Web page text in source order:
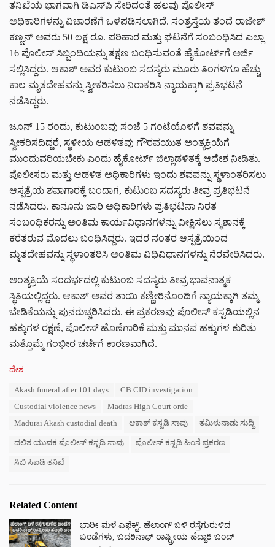
ತನಿಖೆಯ ಭಾಗವಾಗಿ ಡಿಎಸ್‌ಪಿ ಸೇರಿದಂತೆ ಹಲವು ಪೊಲೀಸ್
ಅಧಿಕಾರಿಗಳನ್ನು ವಿಚಾರಣೆಗೆ ಒಳಪಡಿಸಲಾಗಿದೆ. ಸಂತ್ರಸ್ತೆಯ ತಂದೆ ರಾಜೇಶ್
ಕಣ್ಣನ್ ಅವರು 50 ಲಕ್ಷ ರೂ. ಪರಿಹಾರ ಮತ್ತು ಘಟನೆಗೆ ಸಂಬಂಧಿಸಿದ ಎಲ್ಲಾ
16 ಪೊಲೀಸ್ ಸಿಬ್ಬಂದಿಯನ್ನು ತಕ್ಷಣ ಬಂಧಿಸುವಂತೆ ಹೈಕೋರ್ಟ್‌ಗೆ ಅರ್ಜಿ
ಸಲ್ಲಿಸಿದ್ದರು. ಆಕಾಶ್ ಅವರ ಕುಟುಂಬ ಸದಸ್ಯರು ಮೂರು ತಿಂಗಳಿಗೂ ಹೆಚ್ಚು
ಕಾಲ ಮೃತದೇಹವನ್ನು ಸ್ವೀಕರಿಸಲು ನಿರಾಕರಿಸಿ ನ್ಯಾಯಕ್ಕಾಗಿ ಪ್ರತಿಭಟನೆ
ನಡೆಸಿದ್ದರು.
ಜೂನ್ 15 ರಂದು, ಕುಟುಂಬವು ಸಂಜೆ 5 ಗಂಟೆಯೊಳಗೆ ಶವವನ್ನು
ಸ್ವೀಕರಿಸದಿದ್ದರೆ, ಸ್ಥಳೀಯ ಆಡಳಿತವು ಗೌರವಯುತ ಅಂತ್ಯಕ್ರಿಯೆಗೆ
ಮುಂದುವರಿಯಬೇಕು ಎಂದು ಹೈಕೋರ್ಟ್ ಜಿಲ್ಲಾಡಳಿತಕ್ಕೆ ಆದೇಶ ನೀಡಿತು.
ಪೊಲೀಸರು ಮತ್ತು ಆಡಳಿತ ಅಧಿಕಾರಿಗಳು ಇಂದು ಶವವನ್ನು ಸ್ಥಳಾಂತರಿಸಲು
ಆಸ್ಪತ್ರೆಯ ಶವಾಗಾರಕ್ಕೆ ಬಂದಾಗ, ಕುಟುಂಬ ಸದಸ್ಯರು ತೀವ್ರ ಪ್ರತಿಭಟನೆ
ನಡೆಸಿದರು. ಕಾನೂನು ಜಾರಿ ಅಧಿಕಾರಿಗಳು ಪ್ರತಿಭಟನಾ ನಿರತ
ಸಂಬಂಧಿಕರನ್ನು ಅಂತಿಮ ಕಾರ್ಯವಿಧಾನಗಳನ್ನು ವೀಕ್ಷಿಸಲು ಸ್ಮಶಾನಕ್ಕೆ
ಕರೆತರುವ ಮೊದಲು ಬಂಧಿಸಿದ್ದರು. ಇದರ ನಂತರ ಆಸ್ಪತ್ರೆಯಿಂದ
ಮೃತದೇಹವನ್ನು ಸ್ಥಳಾಂತರಿಸಿ ಅಂತಿಮ ವಿಧಿವಿಧಾನಗಳನ್ನು ನೆರವೇರಿಸಿದರು.
ಅಂತ್ಯಕ್ರಿಯೆ ಸಂದರ್ಭದಲ್ಲಿ ಕುಟುಂಬ ಸದಸ್ಯರು ತೀವ್ರ ಭಾವನಾತ್ಮಕ
ಸ್ಥಿತಿಯಲ್ಲಿದ್ದರು. ಆಕಾಶ್ ಅವರ ತಾಯಿ ಕಣ್ಣೀರಿನೊಂದಿಗೆ ನ್ಯಾಯಕ್ಕಾಗಿ ತಮ್ಮ
ಬೇಡಿಕೆಯನ್ನು ಪುನರುಚ್ಚರಿಸಿದರು. ಈ ಪ್ರಕರಣವು ಪೊಲೀಸ್ ಕಸ್ಟಡಿಯಲ್ಲಿನ
ಹಕ್ಕುಗಳ ರಕ್ಷಣೆ, ಪೊಲೀಸ್ ಹೊಣೆಗಾರಿಕೆ ಮತ್ತು ಮಾನವ ಹಕ್ಕುಗಳ ಕುರಿತು
ಮತ್ತೊಮ್ಮೆ ಗಂಭೀರ ಚರ್ಚೆಗೆ ಕಾರಣವಾಗಿದೆ.
C
ದೇಶ
Akash funeral after 101 days
CB CID investigation
Custodial violence news
Madras High Court orde
Madurai Akash custodial death
ಆಕಾಶ್ ಕಸ್ಟಡಿ ಸಾವು ತಮಿಳುನಾಡು ಸುದ್ದಿ
ದಲಿತ ಯುವಕ ಪೊಲೀಸ್ ಕಸ್ಟಡಿ ಸಾವು ಪೊಲೀಸ್ ಕಸ್ಟಡಿ ಹಿಂಸೆ ಪ್ರಕರಣ
ಸಿಬಿ ಸಿಐಡಿ ತನಿಖೆ
Related Content
ಭಾರೀ ಮಳೆ ಎಫೆಕ್ಟ್‌: ಹೆಲಾಂಗ್ ಬಳಿ ರಸ್ತೆಗುರುಳಿದ
ಬಂಡೆಗಳು, ಬದರಿನಾಥ್‌ ರಾಷ್ಟ್ರೀಯ ಹೆದ್ದಾರಿ ಬಂದ್‌